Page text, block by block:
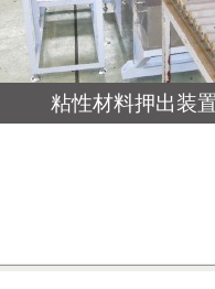
粘性材料押出装